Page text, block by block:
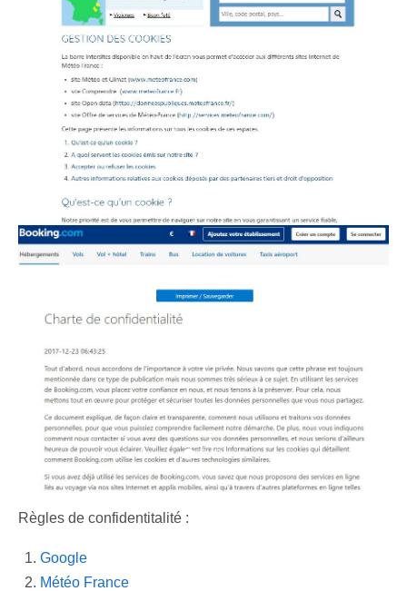
Règles de confidentitalité :
Google
Météo France